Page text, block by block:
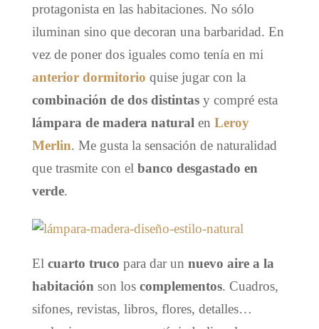
protagonista en las habitaciones. No sólo
iluminan sino que decoran una barbaridad. En
vez de poner dos iguales como tenía en mi
anterior dormitorio quise jugar con la
combinación de dos distintas y compré esta
lámpara de madera natural en Leroy
Merlin. Me gusta la sensación de naturalidad
que trasmite con el banco desgastado en
verde.
El cuarto truco para dar un nuevo aire a la
habitación son loscomplementos. Cuadros,
sifones, revistas, libros, flores, detalles…